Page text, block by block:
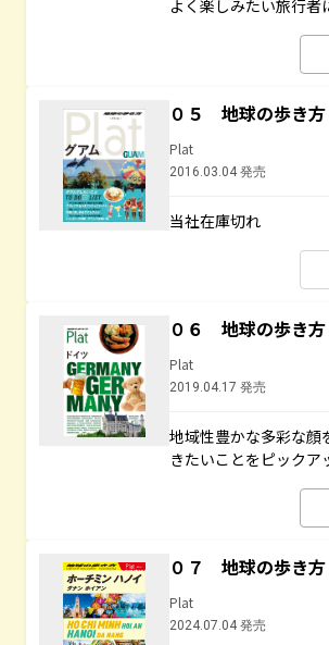
よく楽しみたい旅行者
０５ 地球の歩き
Plat
2016.03.04 発売
当社在庫切れ
０６ 地球の歩き
Plat
2019.04.17 発売
地域性豊かな多彩な顔
きたいことをピックア
０７ 地球の歩き
Plat
2024.07.04 発売